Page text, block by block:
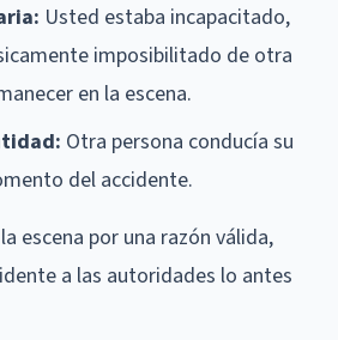
Usted estaba incapacitado,
imposibilitado de otra
en la escena.
Otra persona conducía su
del accidente.
escena por una razón válida,
a las autoridades lo antes